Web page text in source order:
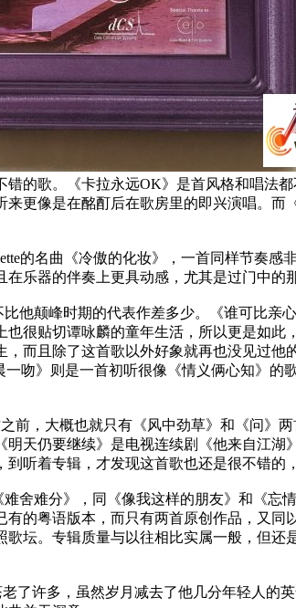
的歌。《卡拉永远OK》是首风格和唱法
更像是在酩酊后在歌房里的即兴演唱。
的名曲《冷傲的化妆》，一首同样节奏
乐器的伴奏上更具动感，尤其是过门中的
他颠峰时期的代表作差多少。《谁可比亲
很贴切谭咏麟的童年生活，所以更是如
而且除了这首歌以外好象就再也没见过
吻》则是一首初听很像《情义俩心知》
前，大概也就只有《风中劲草》和《问》
天仍要继续》是电视连续剧《他来自江
听着专辑，才发现这首歌也还是很不错的
舍难分》，同《像我这样的朋友》和《忘
的粤语版本，而只有两首原创作品，又同
歌坛。专辑质量与以往相比实属一般，但
许多，虽然岁月减去了他几分年轻人的英